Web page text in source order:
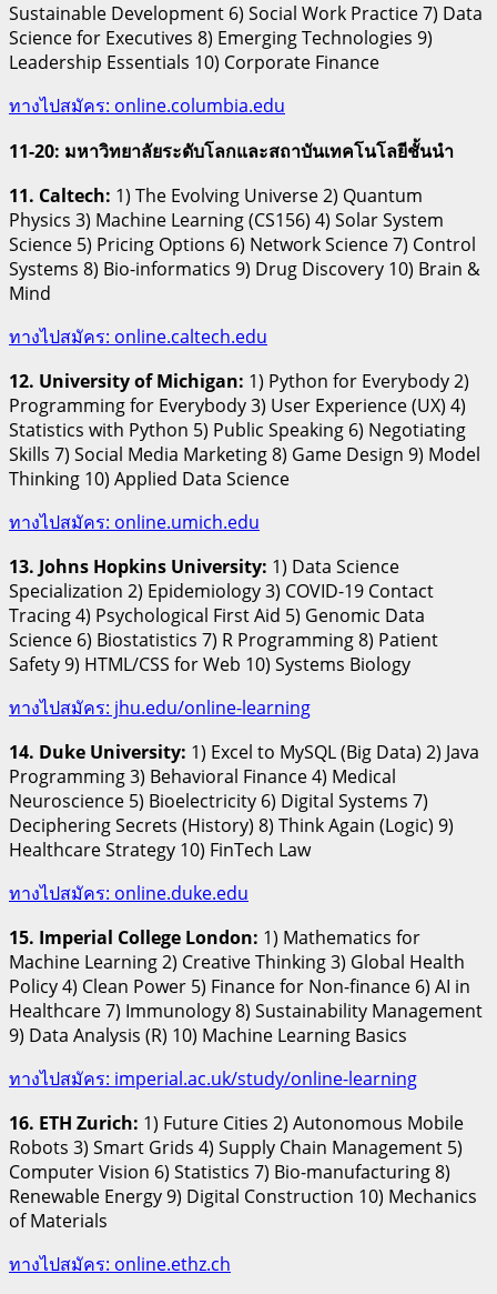
Sustainable Development 6) Social Work Practice 7) Data
Science for Executives 8) Emerging Technologies 9)
Leadership Essentials 10) Corporate Finance
ทางไปสมัคร: online.columbia.edu
11-20: มหาวิทยาลัยระดับโลกและสถาบันเทคโนโลยีชั้นนำ
11. Caltech: 1) The Evolving Universe 2) Quantum
Physics 3) Machine Learning (CS156) 4) Solar System
Science 5) Pricing Options 6) Network Science 7) Control
Systems 8) Bio-informatics 9) Drug Discovery 10) Brain &
Mind
ทางไปสมัคร: online.caltech.edu
12. University of Michigan: 1) Python for Everybody 2)
Programming for Everybody 3) User Experience (UX) 4)
Statistics with Python 5) Public Speaking 6) Negotiating
Skills 7) Social Media Marketing 8) Game Design 9) Model
Thinking 10) Applied Data Science
ทางไปสมัคร: online.umich.edu
13. Johns Hopkins University: 1) Data Science
Specialization 2) Epidemiology 3) COVID-19 Contact
Tracing 4) Psychological First Aid 5) Genomic Data
Science 6) Biostatistics 7) R Programming 8) Patient
Safety 9) HTML/CSS for Web 10) Systems Biology
ทางไปสมัคร: jhu.edu/online-learning
14. Duke University: 1) Excel to MySQL (Big Data) 2) Java
Programming 3) Behavioral Finance 4) Medical
Neuroscience 5) Bioelectricity 6) Digital Systems 7)
Deciphering Secrets (History) 8) Think Again (Logic) 9)
Healthcare Strategy 10) FinTech Law
ทางไปสมัคร: online.duke.edu
15. Imperial College London: 1) Mathematics for
Machine Learning 2) Creative Thinking 3) Global Health
Policy 4) Clean Power 5) Finance for Non-finance 6) AI in
Healthcare 7) Immunology 8) Sustainability Management
9) Data Analysis (R) 10) Machine Learning Basics
ทางไปสมัคร: imperial.ac.uk/study/online-learning
16. ETH Zurich: 1) Future Cities 2) Autonomous Mobile
Robots 3) Smart Grids 4) Supply Chain Management 5)
Computer Vision 6) Statistics 7) Bio-manufacturing 8)
Renewable Energy 9) Digital Construction 10) Mechanics
of Materials
ทางไปสมัคร: online.ethz.ch